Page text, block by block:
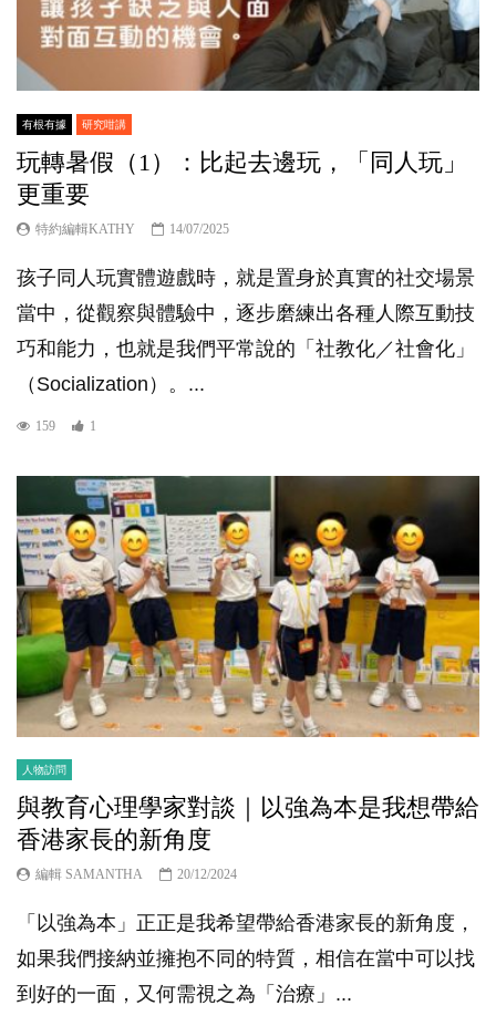
有根有據 研究咁講
玩轉暑假（1）：比起去邊玩，「同人玩」
更重要
特約編輯KATHY 14/07/2025
孩子同人玩實體遊戲時，就是置身於真實的社交場景
當中，從觀察與體驗中，逐步磨練出各種人際互動技
巧和能力，也就是我們平常說的「社教化／社會化」
（Socialization）。...
159 1
人物訪問
與教育心理學家對談｜以強為本是我想帶給
香港家長的新角度
編輯 SAMANTHA 20/12/2024
「以強為本」正正是我希望帶給香港家長的新角度，
如果我們接納並擁抱不同的特質，相信在當中可以找
到好的一面，又何需視之為「治療」...